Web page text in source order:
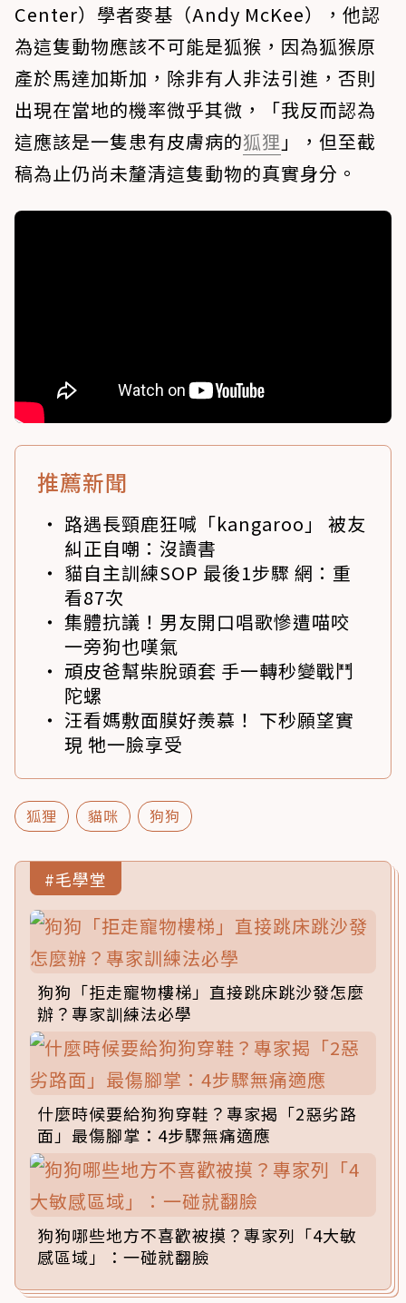
Center）學者麥基（Andy McKee），他認
為這隻動物應該不可能是狐猴，因為狐猴原
產於馬達加斯加，除非有人非法引進，否則
出現在當地的機率微乎其微，「我反而認為
這應該是一隻患有皮膚病的狐狸 」，但至截
稿為止仍尚未釐清這隻動物的真實身分。
推薦新聞
路遇長頸鹿狂喊「kangaroo」 被友
糾正自嘲：沒讀書
貓自主訓練SOP 最後1步驟 網：重
看87次
集體抗議！男友開口唱歌慘遭喵咬
一旁狗也嘆氣
頑皮爸幫柴脫頭套 手一轉秒變戰鬥
陀螺
汪看媽敷面膜好羨慕！ 下秒願望實
現 牠一臉享受
狐狸 貓咪 狗狗
#毛學堂
狗狗「拒走寵物樓梯」直接跳床跳沙發怎麼
辦？專家訓練法必學
什麼時候要給狗狗穿鞋？專家揭「2惡劣路
面」最傷腳掌：4步驟無痛適應
狗狗哪些地方不喜歡被摸？專家列「4大敏
感區域」：一碰就翻臉